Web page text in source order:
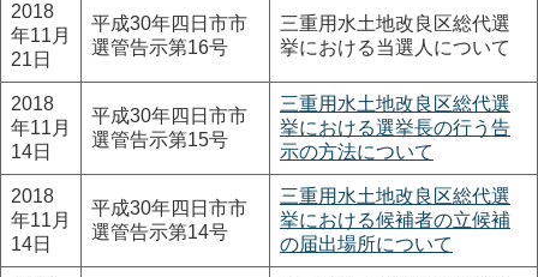
2018
年11月
21日
平成30年四日市市
選管告示第16号
三重用水土地改良区総代選
挙における当選人について
2018
年11月
14日
平成30年四日市市
選管告示第15号
三重用水土地改良区総代選
挙における選挙長の行う告
示の方法について
2018
年11月
14日
平成30年四日市市
選管告示第14号
三重用水土地改良区総代選
挙における候補者の立候補
の届出場所について